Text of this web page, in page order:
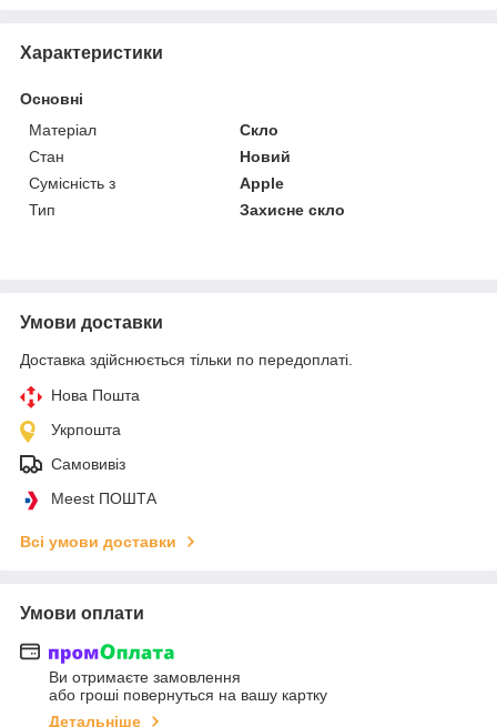
Характеристики
Основні
Матеріал
Скло
Стан
Новий
Сумісність з
Apple
Тип
Захисне скло
Умови доставки
Доставка здійснюється тільки по передоплаті.
Нова Пошта
Укрпошта
Самовивіз
Meest ПОШТА
Всі умови доставки
Умови оплати
Ви отримаєте замовлення
або гроші повернуться на вашу картку
Детальніше